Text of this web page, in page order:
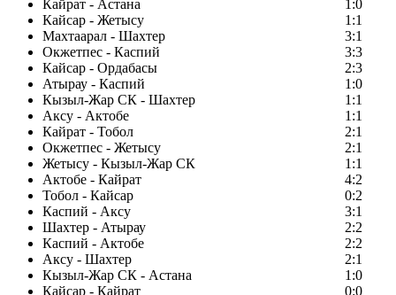
Кайрат - Астана
1:0
Кайсар - Жетысу
1:1
Махтаарал - Шахтер
3:1
Окжетпес - Каспий
3:3
Кайсар - Ордабасы
2:3
Атырау - Каспий
1:0
Кызыл-Жар СК - Шахтер
1:1
Аксу - Актобе
1:1
Кайрат - Тобол
2:1
Окжетпес - Жетысу
2:1
Жетысу - Кызыл-Жар СК
1:1
Актобе - Кайрат
4:2
Тобол - Кайсар
0:2
Каспий - Аксу
3:1
Шахтер - Атырау
2:2
Каспий - Актобе
2:2
Аксу - Шахтер
2:1
Кызыл-Жар СК - Астана
1:0
Кайсар - Кайрат
0:0